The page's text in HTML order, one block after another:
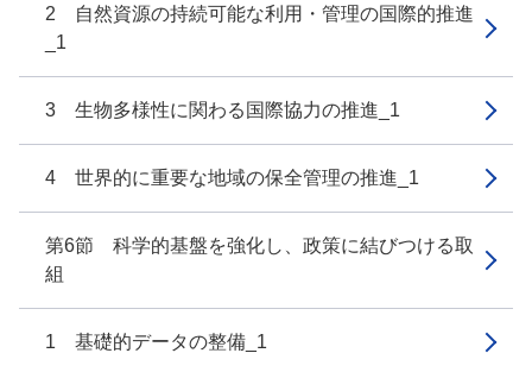
2 自然資源の持続可能な利用・管理の国際的推進
_1
3 生物多様性に関わる国際協力の推進_1
4 世界的に重要な地域の保全管理の推進_1
第6節 科学的基盤を強化し、政策に結びつける取
組
1 基礎的データの整備_1